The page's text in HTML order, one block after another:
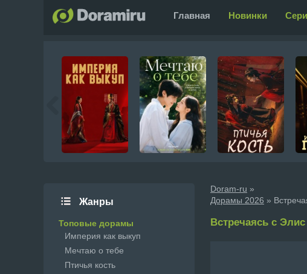
Главная Новинки
Doram-ru »
Дорамы 2026 »
Встречаясь с
Жанры
Топовые дорамы
Империя как выкуп
Мечтаю о тебе
Птичья кость